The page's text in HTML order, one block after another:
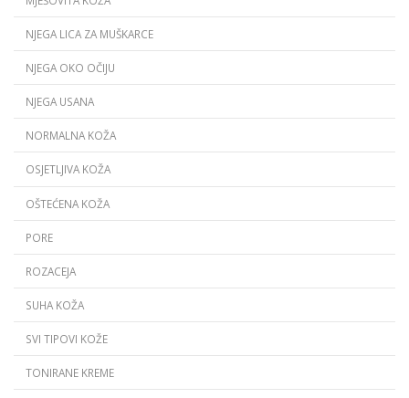
NJEGA LICA ZA MUŠKARCE
NJEGA OKO OČIJU
NJEGA USANA
NORMALNA KOŽA
OSJETLJIVA KOŽA
OŠTEĆENA KOŽA
PORE
ROZACEJA
SUHA KOŽA
SVI TIPOVI KOŽE
TONIRANE KREME